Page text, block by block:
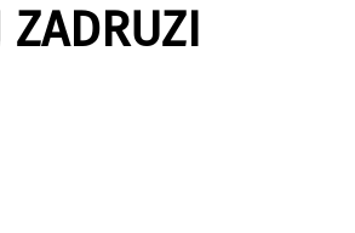
ZADRUZI